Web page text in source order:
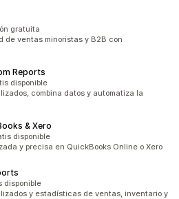
gratuita
de ventas minoristas y B2B con
Reports
disponible
combina datos y automatiza la
& Xero
disponible
y precisa en QuickBooks Online o Xero
disponible
y estadísticas de ventas, inventario y